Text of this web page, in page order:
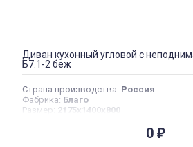
Диван кухонный угловой с
Б7.1-2 беж
Страна производства: Россия
Фабрика: Благо
Размер : 2175х1400х800
0 ₽